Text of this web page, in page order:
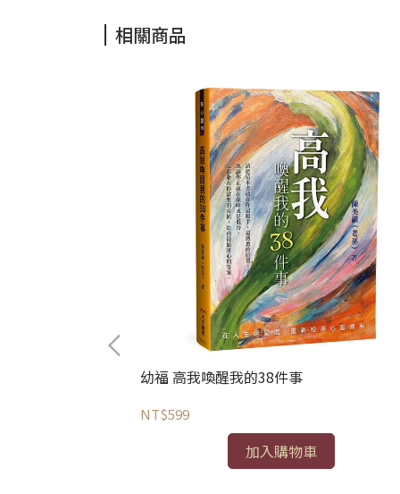
相關商品
幼福 高我喚醒我的38件事
NT$599
加入購物車